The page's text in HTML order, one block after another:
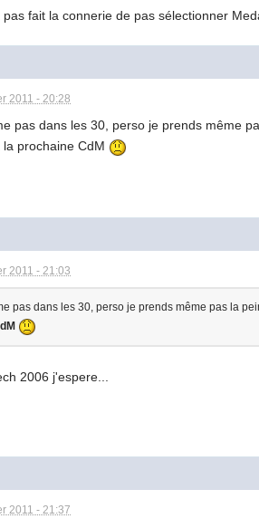
pas fait la connerie de pas sélectionner
2011 - 20:28
pas dans les 30, perso je prends même
prochaine CdM
2011 - 21:03
pas dans les 30, perso je prends même pas la
2006 j'espere...
2011 - 21:37